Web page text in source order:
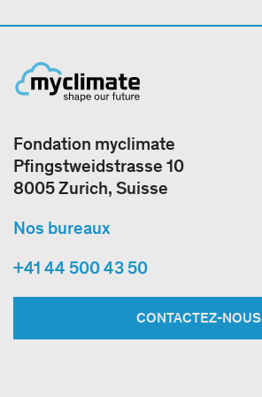
Fondation myclimate
Pfingstweidstrasse 10
8005 Zurich, Suisse
Nos bureaux
+41 44 500 43 50
CONTACTEZ-NOUS